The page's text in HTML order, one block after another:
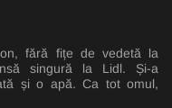
fără fițe de vedetă la
singură la Lidl. Și-a
și o apă. Ca tot omul,